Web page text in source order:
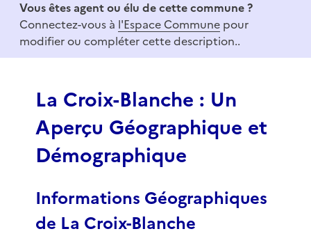
f
Vous êtes agent ou élu de cette commune ?
Connectez-vous à l'Espace Commune pour
modifier ou compléter cette description..
La Croix-Blanche : Un
Aperçu Géographique et
Démographique
Informations Géographiques
de La Croix-Blanche